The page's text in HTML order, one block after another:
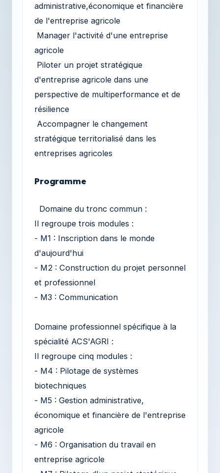
administrative,économique et financière
de l'entreprise agricole
Manager l'activité d'une entreprise
agricole
Piloter un projet stratégique
d'entreprise agricole dans une
perspective de multiperformance et de
résilience
Accompagner le changement
stratégique territorialisé dans les
entreprises agricoles
Programme
Domaine du tronc commun :
Il regroupe trois modules :
- M1 : Inscription dans le monde
d'aujourd'hui
- M2 : Construction du projet personnel
et professionnel
- M3 : Communication
Domaine professionnel spécifique à la
spécialité ACS'AGRI :
Il regroupe cinq modules :
- M4 : Pilotage de systèmes
biotechniques
- M5 : Gestion administrative,
économique et financière de l'entreprise
agricole
- M6 : Organisation du travail en
entreprise agricole